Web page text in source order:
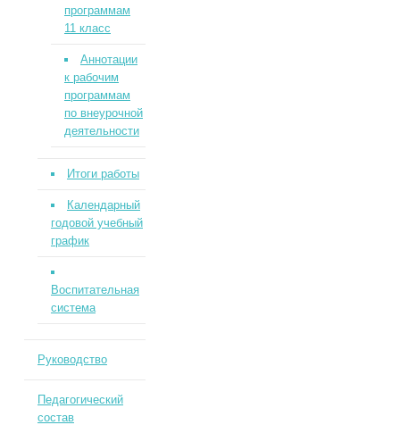
программам
11 класс
Аннотации
к рабочим
программам
по внеурочной
деятельности
Итоги работы
Календарный
годовой учебный
график
Воспитательная
система
Руководство
Педагогический
состав